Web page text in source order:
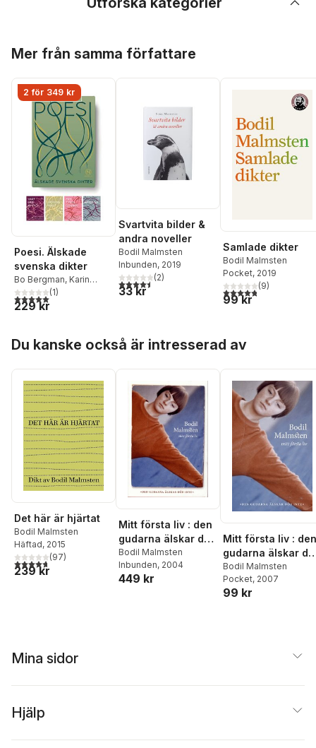
Mer från samma författare
2 för 349 kr
Poesi. Älskade
svenska dikter
Bo Bergman, Karin
Boye,Pär Lagerkvist
m.fl.,Bodil Malmsten
5,0utav 5 stjärnor. Totalt antal röster:
(1)
229 kr
Svartvita bilder &
andra noveller
Bodil Malmsten
Inbunden, 2019
4,5utav 5 stjärnor. Totalt antal röster:
(2)
33 kr
Samlade dikter
Bodil Malmsten
Pocket, 2019
4,8utav 5 stjärnor.
(9)
99 kr
Du kanske också är intresserad av
Det här är hjärtat
Bodil Malmsten
Häftad, 2015
4,7utav 5 stjärnor. Totalt antal röster:
(97)
239 kr
Mitt första liv : den
gudarna älskar dör
inte
Bodil Malmsten
Inbunden, 2004
449 kr
Mitt första liv : den
gudarna älskar
inte
Bodil Malmsten
Pocket, 2007
99 kr
Mina sidor
Hjälp